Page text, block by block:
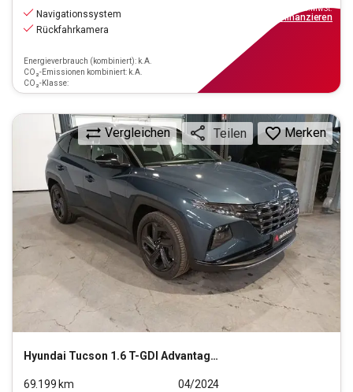
Navigationssystem
Rückfahrkamera
Energieverbrauch (kombiniert): k.A.
CO₂-Emissionen kombiniert: k.A.
CO₂-Klasse:
inkl.MwSt.
finanzieren
Hyundai Tucson 1.6 T-GDI Advantage 2WD
Vergleichen Teilen Merken
69.199 km
04/2024